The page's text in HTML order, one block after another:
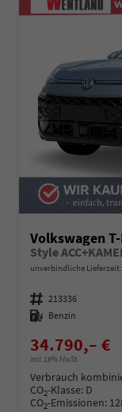
Volkswagen
unverbindliche
Fahrzeugnummer 213336
Kraftstoff Benzin
34.790,– €
incl. 19% MwSt.
Verbrauch
CO2-Klasse: D
CO2-Emissionen: